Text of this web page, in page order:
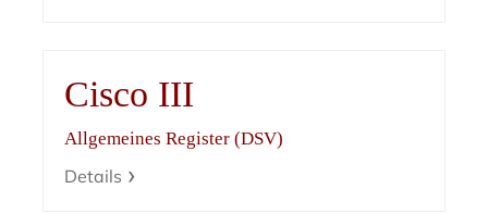
Cisco III
Allgemeines Register (DSV)
Details